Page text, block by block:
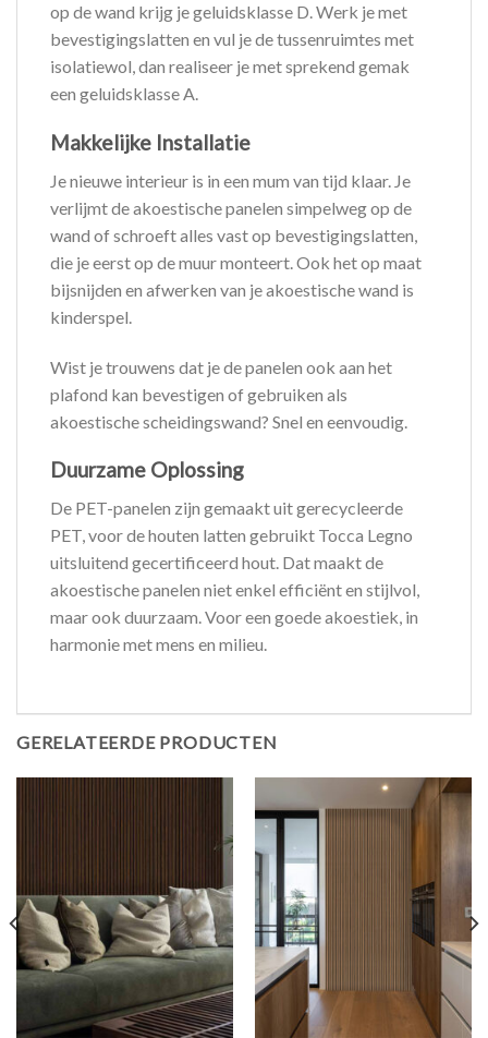
op de wand krijg je geluidsklasse D. Werk je met
bevestigingslatten en vul je de tussenruimtes met
isolatiewol, dan realiseer je met sprekend gemak
een geluidsklasse A.
Makkelijke Installatie
Je nieuwe interieur is in een mum van tijd klaar. Je
verlijmt de akoestische panelen simpelweg op de
wand of schroeft alles vast op bevestigingslatten,
die je eerst op de muur monteert. Ook het op maat
bijsnijden en afwerken van je akoestische wand is
kinderspel.
Wist je trouwens dat je de panelen ook aan het
plafond kan bevestigen of gebruiken als
akoestische scheidingswand? Snel en eenvoudig.
Duurzame Oplossing
De PET-panelen zijn gemaakt uit gerecycleerde
PET, voor de houten latten gebruikt Tocca Legno
uitsluitend gecertificeerd hout. Dat maakt de
akoestische panelen niet enkel efficiënt en stijlvol,
maar ook duurzaam. Voor een goede akoestiek, in
harmonie met mens en milieu.
GERELATEERDE PRODUCTEN